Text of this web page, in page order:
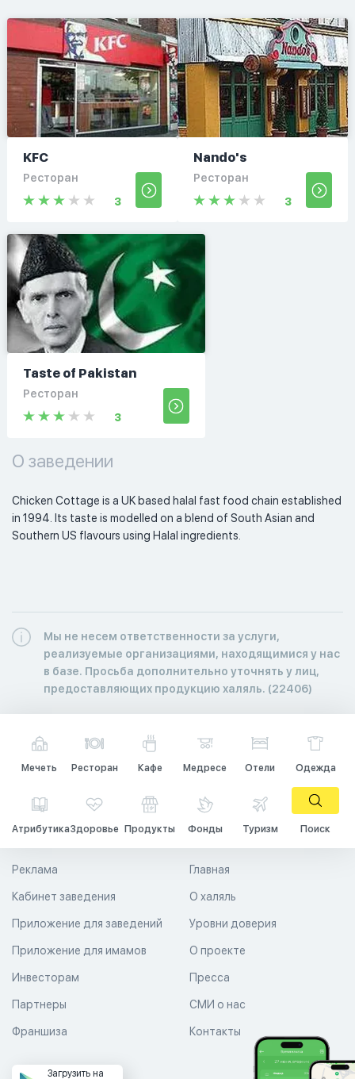
KFC
Ресторан
3
Nando's
Ресторан
3
Taste of Pakistan
Ресторан
3
О заведении
Chicken Cottage is a UK based halal fast food chain established
in 1994. Its taste is modelled on a blend of South Asian and
Southern US flavours using Halal ingredients.
Мы не несем ответственности за услуги,
реализуемые организациями, находящимися у нас
в базе. Просьба дополнительно уточнять у лиц,
предоставляющих продукцию халяль. (22406)
Мечеть Ресторан Кафе Медресе Отели Одежда
АтрибутикаЗдоровье Продукты Фонды Туризм Поиск
Главная
О халяль
Уровни доверия
Реклама
Кабинет заведения
Приложение для заведений
Приложение для имамов О проекте
Пресса
СМИ о нас
Контакты
Инвесторам
Партнеры
Франшиза
Загрузить на